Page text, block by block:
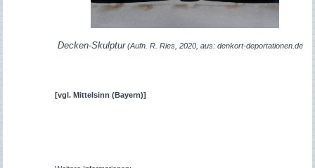
Decken-Skulptur(Aufn. R. Ries, 2020, aus: denkort-deportationen.de
[vgl. Mittelsinn (Bayern)]